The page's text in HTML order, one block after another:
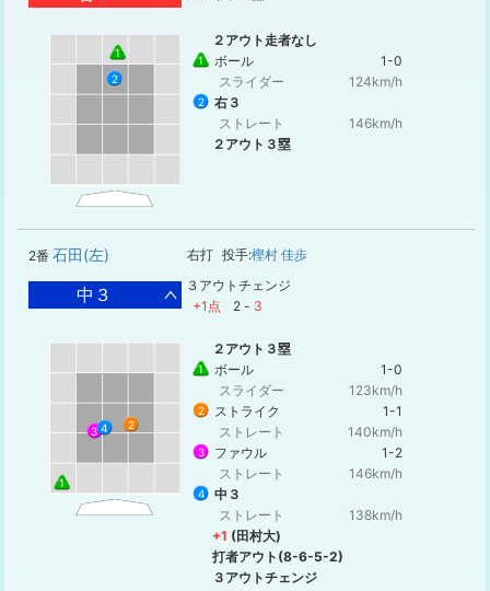
1
2
２アウト走者なし
1 ボール
1-0
スライダー
124km/h
2
右３
ストレート
146km/h
２アウト３塁
2番 石田(左) 右打 投手:樫村 佳歩
中３
３アウトチェンジ
+1点
2 - 3
1
2
3 4
２アウト３塁
1 ボール
1-0
スライダー
123km/h
2 ストライク
1-1
ストレート
140km/h
3 ファウル
1-2
ストレート
146km/h
4
中３
ストレート
138km/h
+1 (田村大)
打者アウト(8-6-5-2)
３アウトチェンジ